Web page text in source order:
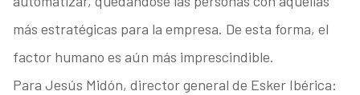
más estratégicas para la empresa. De esta forma, el
factor humano es aún más imprescindible.
Para Jesús Midón, director general de Esker Ibérica: